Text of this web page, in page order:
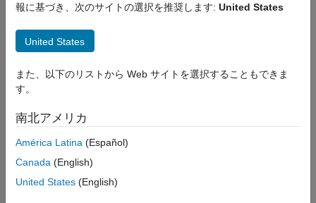
報に基づき、次のサイトの選択を推奨します: United States
United States
また、以下のリストから Web サイトを選択することもできま
す。
南北アメリカ
América Latina (Español)
Canada (English)
United States (English)